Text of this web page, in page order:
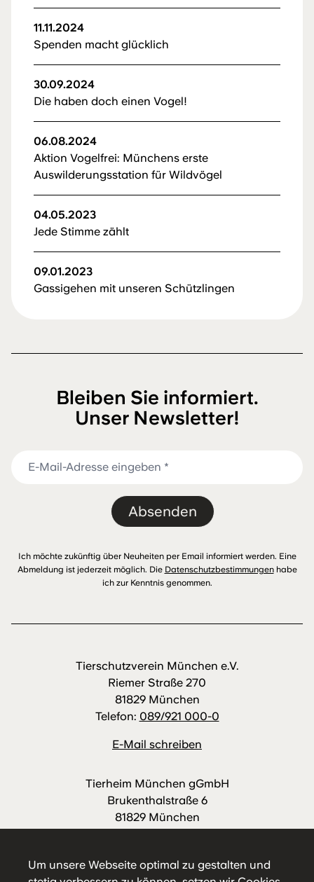
Um unsere Webseite optimal zu gestalten und
11.11.2024
Spenden macht glücklich
30.09.2024
Die haben doch einen Vogel!
06.08.2024
Aktion Vogelfrei: Münchens erste
Auswilderungsstation für Wildvögel
04.05.2023
Jede Stimme zählt
09.01.2023
Gassigehen mit unseren Schützlingen
Tierschutzverein München e.V.
Riemer Straße 270
81829 München
Telefon: 089/921 000-0
E-Mail schreiben
Tierheim München gGmbH
Brukenthalstraße 6
81829 München
E-Mail schreiben
Bleiben Sie informiert.
Unser Newsletter!
Absenden
Ich möchte zukünftig über Neuheiten per Email informiert werden. Eine
Abmeldung ist jederzeit möglich. Die Datenschutzbestimmungenhabe
ich zur Kenntnis genommen.